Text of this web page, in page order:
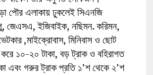
পৌর এলাকায় ঢুকলেই সিএনজি
জেএসএ, ইজিবাইক, নছিমন. করিমন,
,মাইক্রোবাস, মিনিবাস ও ছোট
১০-২০ টাকা, বড় ট্রাক ও বহিরাগত
এবং গরুর ট্রাক প্রতি ১’শ থেকে ২’শ